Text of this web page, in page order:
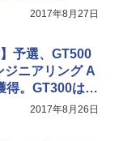
2017年8月27日
予選、GT500
ジニアリング A
得。GT300は2
2017年8月26日